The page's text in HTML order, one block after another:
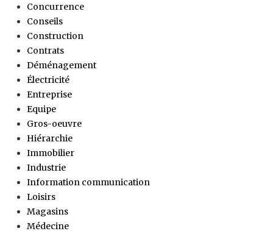
Concurrence
Conseils
Construction
Contrats
Déménagement
Électricité
Entreprise
Equipe
Gros-oeuvre
Hiérarchie
Immobilier
Industrie
Information communication
Loisirs
Magasins
Médecine